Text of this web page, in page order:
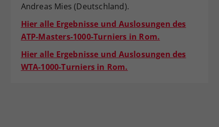
Andreas Mies (Deutschland).
Hier alle Ergebnisse und Auslosungen des
ATP-Masters-1000-Turniers in Rom.
Hier alle Ergebnisse und Auslosungen des
WTA-1000-Turniers in Rom.